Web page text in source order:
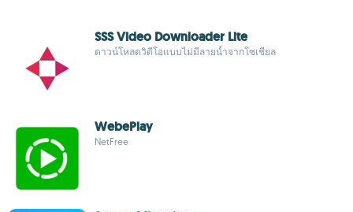
SSS Video Downloader Lite
ดาวน์โหลดวิดีโอแบบไม่มีลายน้ำจากโซเชียล
WebePlay
NetFree